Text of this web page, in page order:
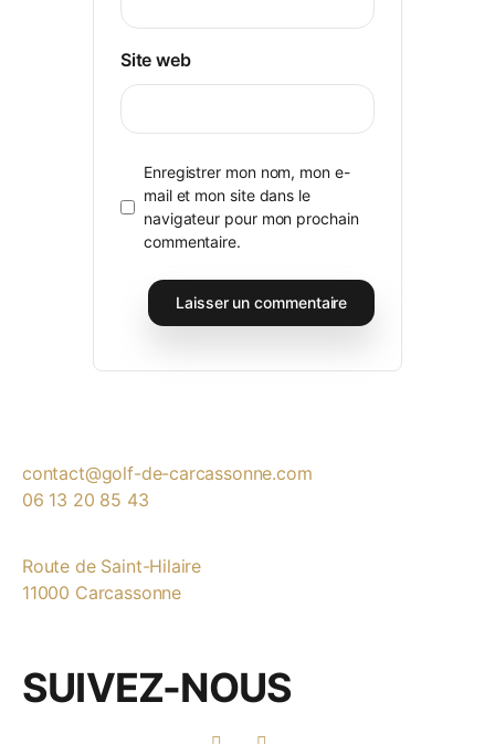
Site web
Enregistrer mon nom, mon e-
mail et mon site dans le
navigateur pour mon prochain
commentaire.
contact@golf-de-carcassonne.com
06 13 20 85 43
Route de Saint-Hilaire
11000 Carcassonne
SUIVEZ-NOUS